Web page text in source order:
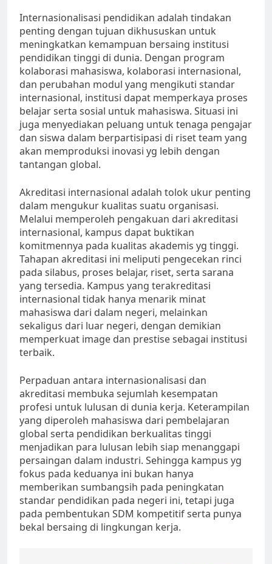
Internasionalisasi pendidikan adalah tindakan
penting dengan tujuan dikhususkan untuk
meningkatkan kemampuan bersaing institusi
pendidikan tinggi di dunia. Dengan program
kolaborasi mahasiswa, kolaborasi internasional,
dan perubahan modul yang mengikuti standar
internasional, institusi dapat memperkaya proses
belajar serta sosial untuk mahasiswa. Situasi ini
juga menyediakan peluang untuk tenaga pengajar
dan siswa dalam berpartisipasi di riset team yang
akan memproduksi inovasi yg lebih dengan
tantangan global.
Akreditasi internasional adalah tolok ukur penting
dalam mengukur kualitas suatu organisasi.
Melalui memperoleh pengakuan dari akreditasi
internasional, kampus dapat buktikan
komitmennya pada kualitas akademis yg tinggi.
Tahapan akreditasi ini meliputi pengecekan rinci
pada silabus, proses belajar, riset, serta sarana
yang tersedia. Kampus yang terakreditasi
internasional tidak hanya menarik minat
mahasiswa dari dalam negeri, melainkan
sekaligus dari luar negeri, dengan demikian
memperkuat image dan prestise sebagai institusi
terbaik.
Perpaduan antara internasionalisasi dan
akreditasi membuka sejumlah kesempatan
profesi untuk lulusan di dunia kerja. Keterampilan
yang diperoleh mahasiswa dari pembelajaran
global serta pendidikan berkualitas tinggi
menjadikan para lulusan lebih siap menanggapi
persaingan dalam industri. Sehingga kampus yg
fokus pada keduanya ini bukan hanya
memberikan sumbangsih pada peningkatan
standar pendidikan pada negeri ini, tetapi juga
pada pembentukan SDM kompetitif serta punya
bekal bersaing di lingkungan kerja.